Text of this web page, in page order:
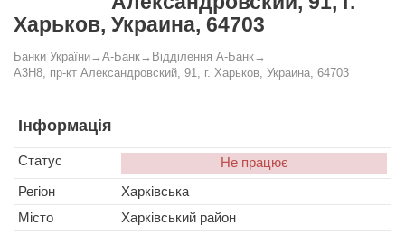
Харьков, Украина, 64703
Банки України→ А-Банк→ Відділення А-Банк→
A3H8, пр-кт Александровский, 91, г. Харьков, Украина, 64703
Інформація
Статус
Не працює
Регіон
Харківська
Місто
Харківський район